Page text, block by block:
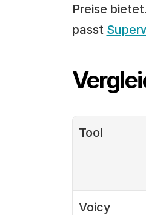
Preise
passt
Tool
Voicy